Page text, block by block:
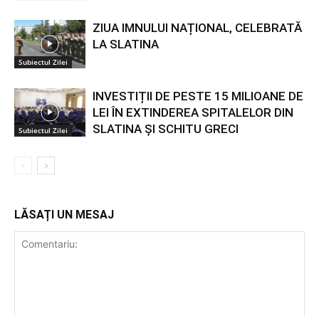
Subiectul Zilei
ZIUA IMNULUI NAȚIONAL, CELEBRATĂ
LA SLATINA
Subiectul Zilei
INVESTIȚII DE PESTE 15 MILIOANE DE
LEI ÎN EXTINDEREA SPITALELOR DIN
SLATINA ȘI SCHITU GRECI
LĂSAȚI UN MESAJ